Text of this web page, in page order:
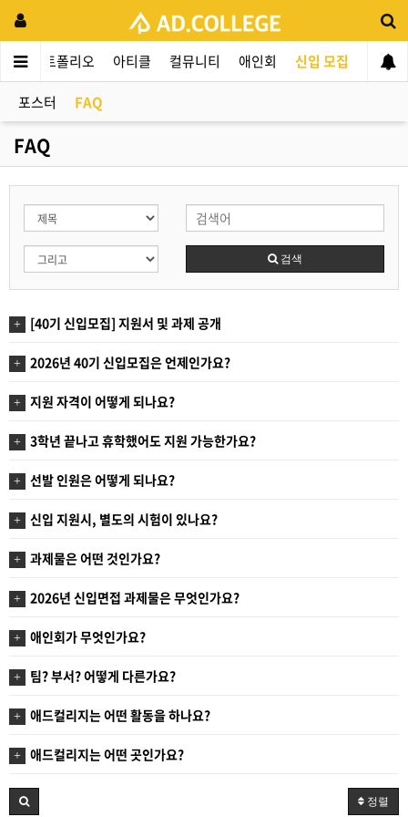
포트폴리오 아티클 컬뮤니티 애인회 신입 모집
포스터 FAQ
FAQ
검색
[40기 신입모집] 지원서 및 과제 공개
2026년 40기 신입모집은 언제인가요?
지원 자격이 어떻게 되나요?
3학년 끝나고 휴학했어도 지원 가능한가요?
선발 인원은 어떻게 되나요?
신입 지원시, 별도의 시험이 있나요?
과제물은 어떤 것인가요?
2026년 신입면접 과제물은 무엇인가요?
애인회가 무엇인가요?
팀? 부서? 어떻게 다른가요?
애드컬리지는 어떤 활동을 하나요?
애드컬리지는 어떤 곳인가요?
정렬